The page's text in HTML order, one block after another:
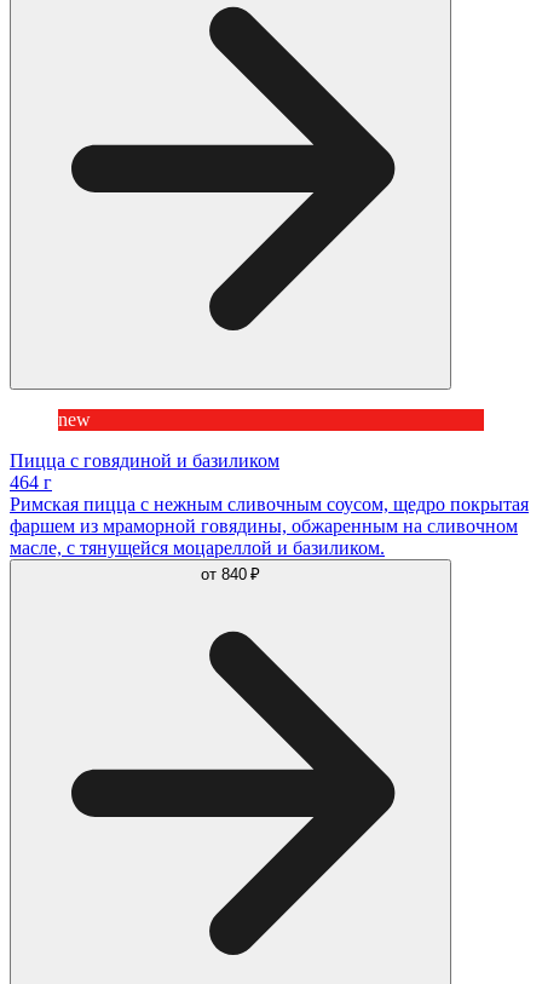
new
Пицца с говядиной и базиликом
464 г
Римская пицца с нежным сливочным соусом, щедро покрытая
фаршем из мраморной говядины, обжаренным на сливочном
масле, с тянущейся моцареллой и базиликом.
от 840 ₽